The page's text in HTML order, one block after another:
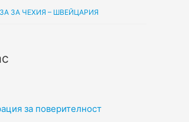
ЗА ЧЕХИЯ – ШВЕЙЦАРИЯ
за поверителност